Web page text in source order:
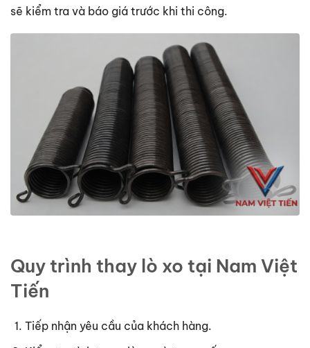
sẽ kiểm tra và báo giá trước khi thi công.
Quy trình thay lò xo tại Nam Việt
Tiến
Tiếp nhận yêu cầu của khách hàng.